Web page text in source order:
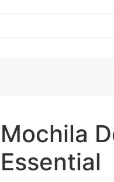
Mochila
Essential